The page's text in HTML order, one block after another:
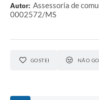
Autor: Assessoria de
0002572/MS
GOSTEI NÃO